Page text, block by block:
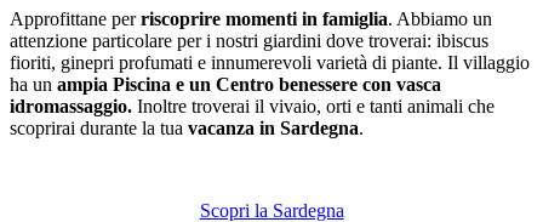
Approfittane perriscoprire momenti in famiglia. Abbiamo un
attenzione particolare per i nostri giardini dove troverai: ibiscus
fioriti, ginepri profumati e innumerevoli varietà di piante. Il villaggio
ha un ampia Piscina e un Centro benessere con vasca
idromassaggio. Inoltre troverai il vivaio, orti e tanti animali che
scoprirai durante la tua vacanza in Sardegna.
Scopri la Sardegna